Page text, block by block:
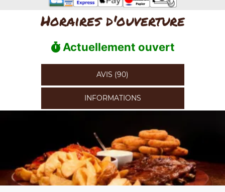
Horaires d'ouverture
Actuellement ouvert
AVIS (90)
INFORMATIONS